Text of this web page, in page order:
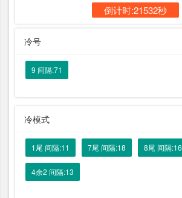
倒计时:21532秒
冷号
9 间隔:71
冷模式
1尾 间隔:11 7尾 间隔:18 8尾 间隔:16
4余2 间隔:13